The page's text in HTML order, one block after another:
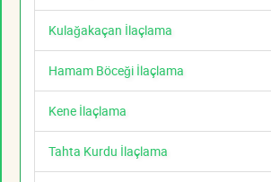
Kulağakaçan İlaçlama
Hamam Böceği İlaçlama
Kene İlaçlama
Tahta Kurdu İlaçlama